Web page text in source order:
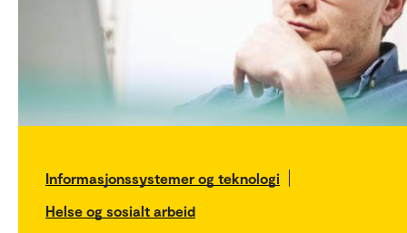
Informasjonssystemer og teknologi
Helse og sosialt arbeid